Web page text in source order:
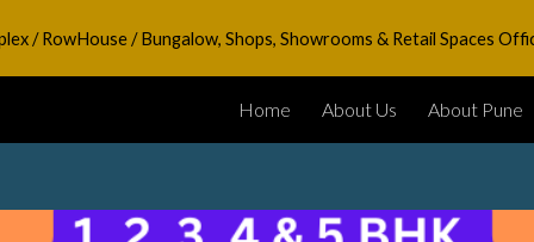
to main content Skip to
/ RowHouse / Bungalow, Shops, Showrooms & Retail Spaces
Home About Us About Pune